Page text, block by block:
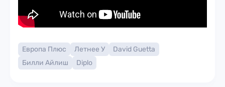
Европа Плюс Летнее У
David Guetta
Билли Айлиш
Diplo